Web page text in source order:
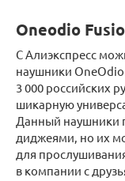
Oneodio
С Алиэкспресс
наушники
3 000 российских
шикарную
Данный наушники
диджеями, но их
для
в компании с